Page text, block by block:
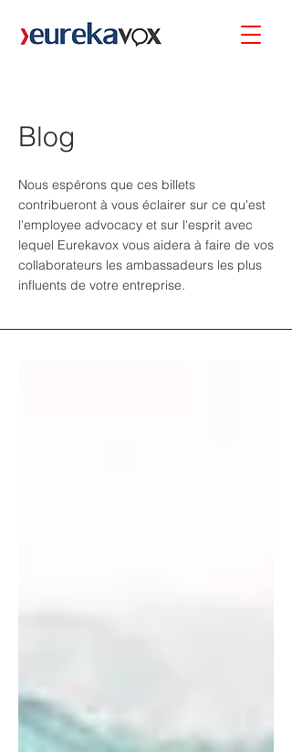
Blog
Nous espérons que ces billets
contribueront à vous éclairer sur ce qu'est
l'employee advocacy et sur l'esprit avec
lequel Eurekavox vous aidera à faire de vos
collaborateurs les ambassadeurs les plus
influents de votre entreprise.